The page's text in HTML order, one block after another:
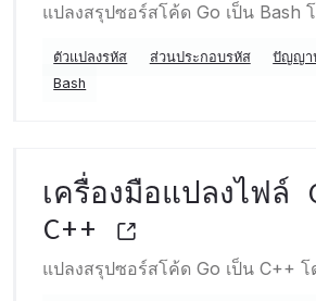
แปลงสรุปซอร์สโค้ด Go เป็น Bash
ตัวแปลงรหัส ส่วนประกอบรหัส ปัญญา
Bash
เครื่องมือแปลงไฟล์
C++
แปลงสรุปซอร์สโค้ด Go เป็น C++ โ